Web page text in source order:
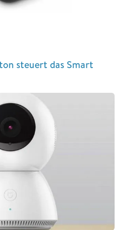
steuert das Smart